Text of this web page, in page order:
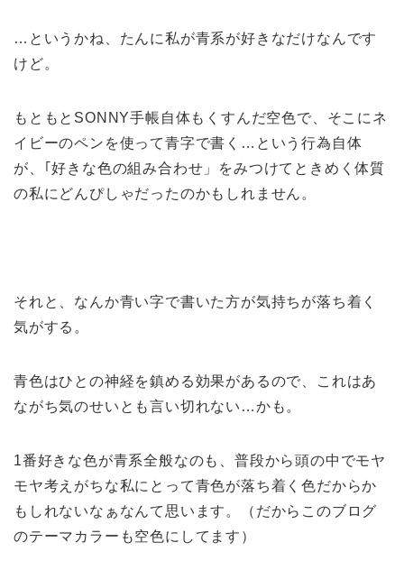
…というかね、たんに私が青系が好きなだけなんです
けど。
もともとSONNY手帳自体もくすんだ空色で、そこにネ
イビーのペンを使って青字で書く…という行為自体
が、｢好きな色の組み合わせ」をみつけてときめく体質
の私にどんぴしゃだったのかもしれません。
それと、なんか青い字で書いた方が気持ちが落ち着く
気がする。
青色はひとの神経を鎮める効果があるので、これはあ
ながち気のせいとも言い切れない…かも。
1番好きな色が青系全般なのも、普段から頭の中でモヤ
モヤ考えがちな私にとって青色が落ち着く色だからか
もしれないなぁなんて思います。（だからこのブログ
のテーマカラーも空色にしてます）